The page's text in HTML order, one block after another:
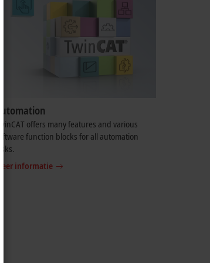
Automation
TwinCAT offers many features and various
software function blocks for all automation
tasks.
Meer informatie